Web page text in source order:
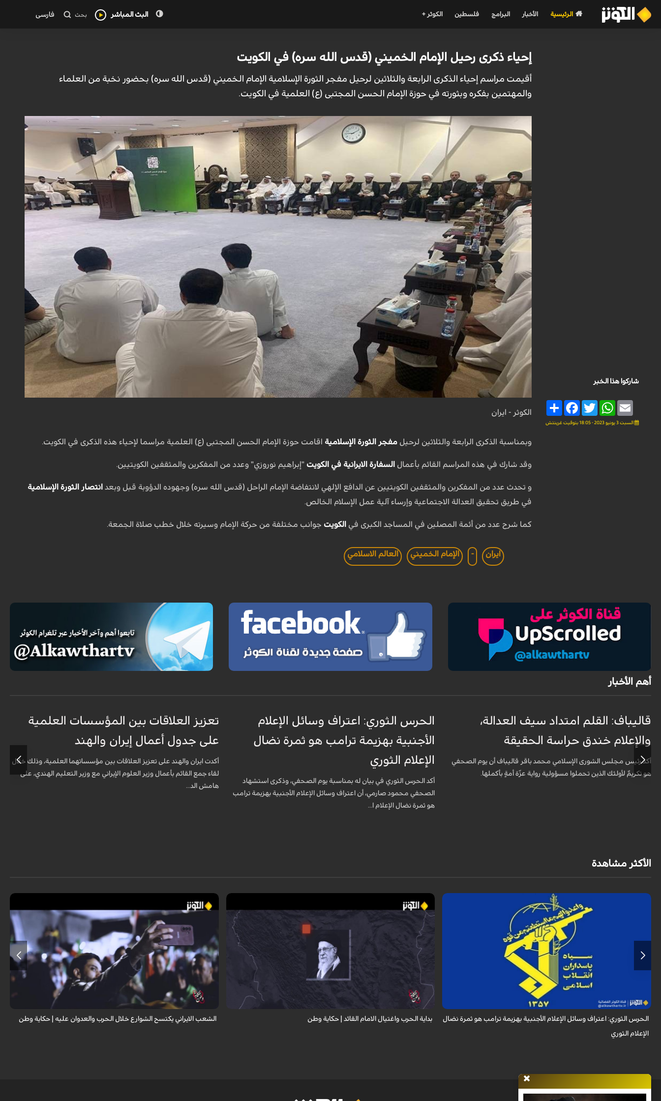
الرئيسية الأخبار البرامج فلسطين الكوثر + البث المباشر بحث فارسی
شاركوا هذا الخبر
Share
FacebookTwitter
WhatsAppEmail
السبت 3 يونيو 2023 - 18:05 بتوقيت غرينتش
إحياء ذكرى رحيل الإمام الخميني (قدس الله سره) في الكويت
أقيمت مراسم إحياء الذكرى الرابعة والثلاثين لرحيل مفجر الثورة الإسلامية الإمام الخميني (قدس الله سره) بحضور نخبة من العلماء
والمهتمين بفكره وبثورته في حوزة الإمام الحسن المجتبى (ع) العلمية في الكويت.
الكوثر - ايران
وبمناسبة الذكرى الرابعة والثلاثين لرحيل مفجر الثورة الإسلامية اقامت حوزة الإمام الحسن المجتبى (ع) العلمية مراسما لإحياء هذه الذكرى في الكويت.
وقد شارك في هذه المراسم القائم بأعمال السفارة الايرانية في الكويت "إبراهيم نوروزي" وعدد من المفكرين والمثقفين الكويتيين.
و تحدث عدد من المفكرين والمثقفين الكويتيين عن الدافع الإلهي لانتفاضة الإمام الراحل (قدس الله سره) وجهوده الدؤوبة قبل وبعد انتصار الثورة الإسلامية
في طريق تحقيق العدالة الاجتماعية وإرساء آلية عمل الإسلام الخالص.
كما شرح عدد من أئمة المصلين في المساجد الكبرى في الكويت جوانب مختلفة من حركة الإمام وسيرته خلال خطب صلاة الجمعة.
ايران - الإمام الخميني العالم الاسلامي
أهم الأخبار
قاليباف: القلم امتداد سيف العدالة،
والإعلام خندق حراسة الحقيقة
أكد رئيس مجلس الشورى الإسلامي محمد باقر قاليباف أن يوم الصحفي
هو تكريمٌ لأولئك الذين تحملوا مسؤولية رواية عزّة أمةٍ بأكملها.
الحرس الثوري: اعتراف وسائل الإعلام
الأجنبية بهزيمة ترامب هو ثمرة نضال
الإعلام الثوري
أكد الحرس الثوري في بيان له بمناسبة يوم الصحفي، وذكرى استشهاد
الصحفي محمود صارمي، أن اعتراف وسائل الإعلام الأجنبية بهزيمة ترامب
هو ثمرة نضال الإعلام ا...
تعزيز العلاقات بين المؤسسات العلمية
على جدول أعمال إيران والهند
أكدت ايران والهند على تعزيز العلاقات بين مؤسساتهما العلمية، وذلك خلال
لقاء جمع القائم بأعمال وزير العلوم الإيراني مع وزير التعليم الهندي، على
هامش الد...
الأكثر مشاهدة
أكد الحرس الثوري في بيان له بمناسبة يوم الصحفي، وذكرى استشهاد الصحفي
محمود صارمي، أن اعتراف وسائل الإعلام الأجنبية بهزيمة ترامب هو ثمرة نضال
الحرس الثوري: اعتراف وسائل الإعلام الأجنبية بهزيمة ترامب هو ثمرة نضال
الإعلام الثوري
يوثق المقطع بداية الحرب الأمريكية الإسرائيلية على إيران . في اليوم الأول،
اغتيلالامام القائد السيد علي الخامنئي مع كبار القادة العسكريين، وفي نفس
اليو...
بداية الحرب واغتيال الامام القائد | حكاية وطن
يظهر المقطع مشهداً فريداً من إيران حيث تمتلئ الشوارع بحشود هائلة من
الناس في الوقت الذي يختبئ فيه الآخرون في الملاجئ أو يفرون من القواعد
العسكرية. ظرو...
الشعب الايراني يكتسح الشوارع خلال الحرب والعدوان عليه | حكاية وطن